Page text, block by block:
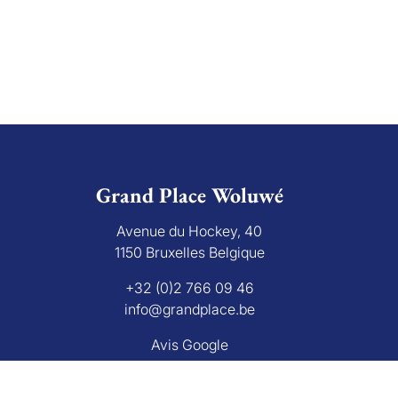
Grand Place Woluwé
Avenue du Hockey, 40
1150 Bruxelles Belgique
+32 (0)2 766 09 46
info@grandplace.be
Avis Google